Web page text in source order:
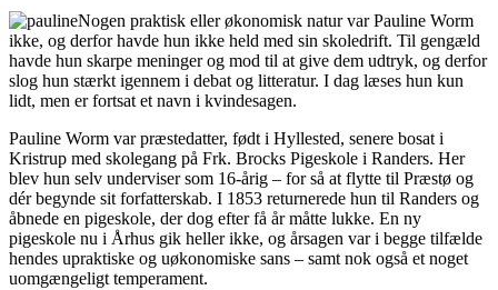
Nogen praktisk eller økonomisk natur var Pauline Worm
ikke, og derfor havde hun ikke held med sin skoledrift. Til gengæld
havde hun skarpe meninger og mod til at give dem udtryk, og derfor
slog hun stærkt igennem i debat og litteratur. I dag læses hun kun
lidt, men er fortsat et navn i kvindesagen.
Pauline Worm var præstedatter, født i Hyllested, senere bosat i
Kristrup med skolegang på Frk. Brocks Pigeskole i Randers. Her
blev hun selv underviser som 16-årig – for så at flytte til Præstø og
dér begynde sit forfatterskab. I 1853 returnerede hun til Randers og
åbnede en pigeskole, der dog efter få år måtte lukke. En ny
pigeskole nu i Århus gik heller ikke, og årsagen var i begge tilfælde
hendes upraktiske og uøkonomiske sans – samt nok også et noget
uomgængeligt temperament.